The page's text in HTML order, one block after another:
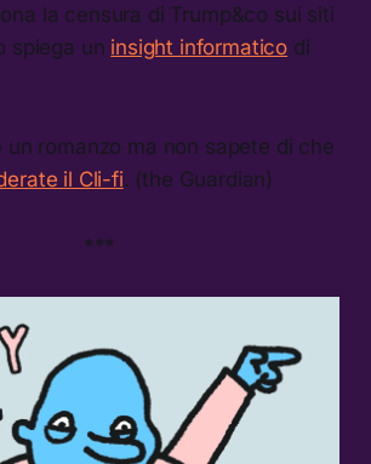
la censura di Trump&co sui siti
spiega un insight informatico di
un romanzo ma non sapete di che
il Cli-fi. (the Guardian)
***